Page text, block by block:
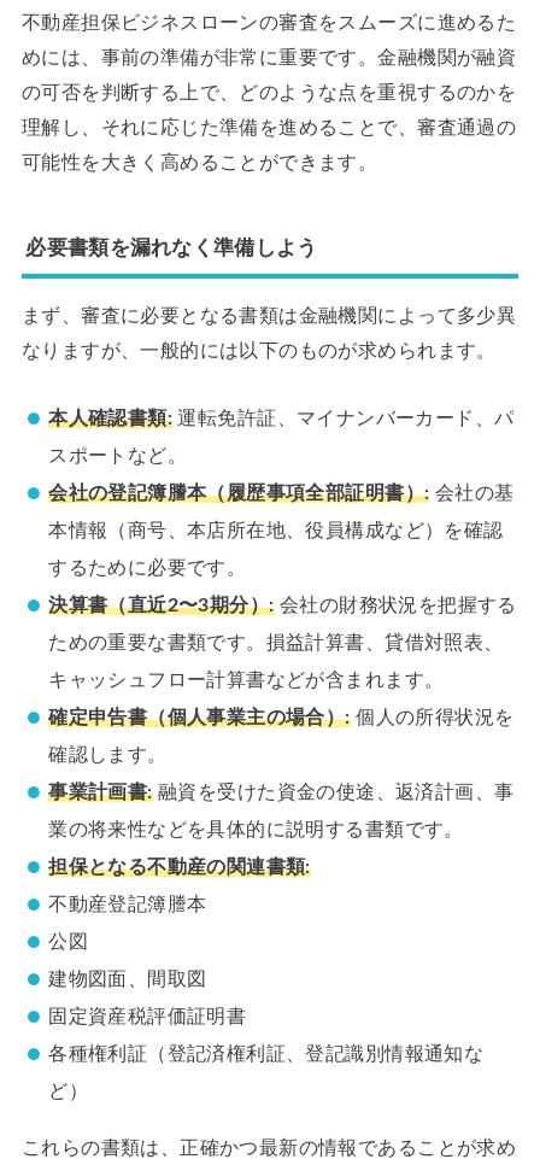
不動産担保ビジネスローンの審査をスムーズに進めるた
めには、事前の準備が非常に重要です。金融機関が融資
の可否を判断する上で、どのような点を重視するのかを
理解し、それに応じた準備を進めることで、審査通過の
可能性を大きく高めることができます。
必要書類を漏れなく準備しよう
まず、審査に必要となる書類は金融機関によって多少異
なりますが、一般的には以下のものが求められます。
本人確認書類: 運転免許証、マイナンバーカード、パ
スポートなど。
会社の登記簿謄本（履歴事項全部証明書）: 会社の基
本情報（商号、本店所在地、役員構成など）を確認
するために必要です。
決算書（直近2〜3期分）:会社の財務状況を把握する
ための重要な書類です。損益計算書、貸借対照表、
キャッシュフロー計算書などが含まれます。
確定申告書（個人事業主の場合）:個人の所得状況を
確認します。
事業計画書:融資を受けた資金の使途、返済計画、事
業の将来性などを具体的に説明する書類です。
担保となる不動産の関連書類:
不動産登記簿謄本
公図
建物図面、間取図
固定資産税評価証明書
各種権利証（登記済権利証、登記識別情報通知な
ど）
これらの書類は、正確かつ最新の情報であることが求め